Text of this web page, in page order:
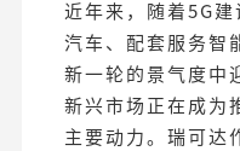
近年来，随着5G
汽车、配套服务智
新一轮的景气度中
新兴市场正在成为
主要动力。瑞可达